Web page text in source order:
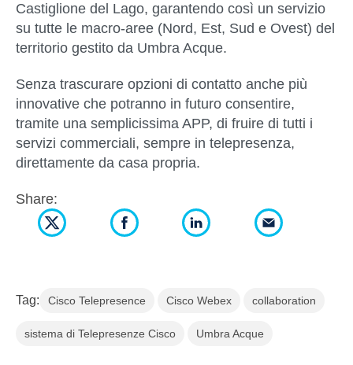
Castiglione del Lago, garantendo così un servizio
su tutte le macro-aree (Nord, Est, Sud e Ovest) del
territorio gestito da Umbra Acque.
Senza trascurare opzioni di contatto anche più
innovative che potranno in futuro consentire,
tramite una semplicissima APP, di fruire di tutti i
servizi commerciali, sempre in telepresenza,
direttamente da casa propria.
Share:
Tag: Cisco Telepresence Cisco Webex collaboration
sistema di Telepresenze Cisco Umbra Acque